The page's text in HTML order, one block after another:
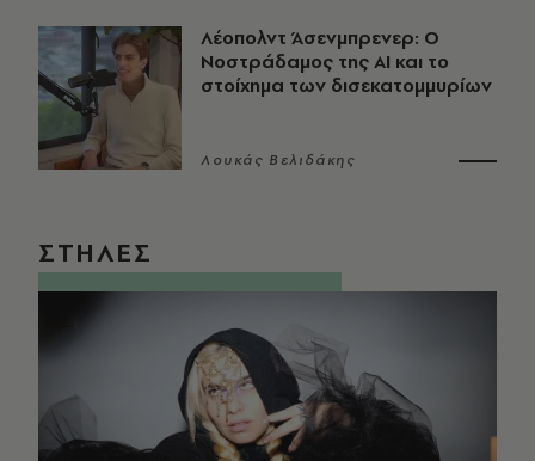
Λέοπολντ Άσενμπρενερ: Ο
Νοστράδαμος της AI και το
στοίχημα των δισεκατομμυρίων
Λουκάς Βελιδάκης
ΣΤΗΛΕΣ